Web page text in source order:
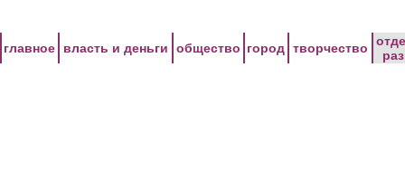
главное власть и деньги общество город творчество